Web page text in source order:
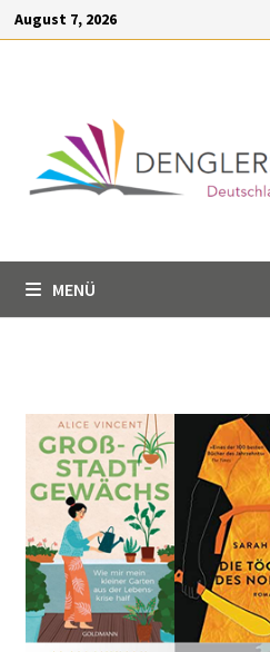
springen
August 7, 2026
MENÜ